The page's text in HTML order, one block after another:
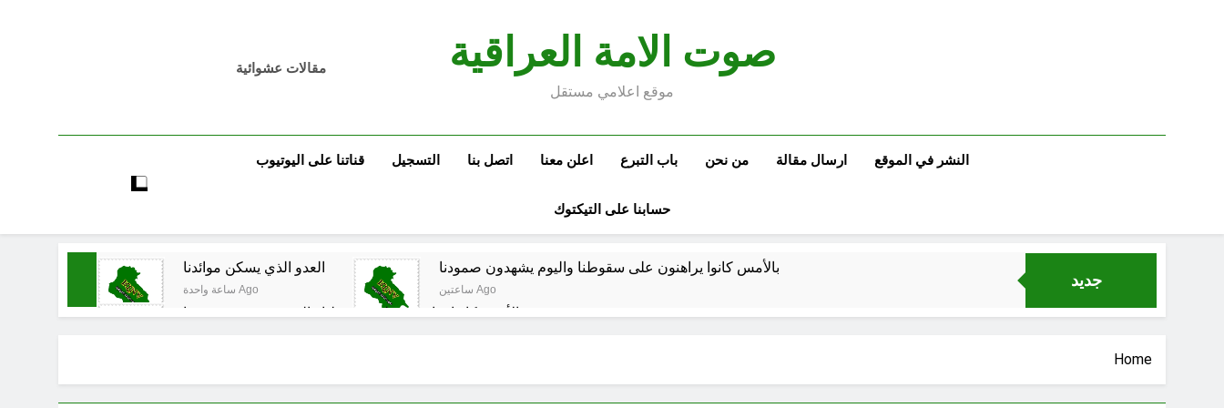
صوت الامة العراقية
موقع اعلامي مستقل
مقالات عشوائية
النشر في الموقع ارسال مقالة من نحن باب التبرع اعلن معنا اتصل بنا التسجيل قناتنا على اليوتيوب
حسابنا على التيكتوك
جديد
العدو الذي يسكن موائدنا
ساعة واحدة Ago
بالأمس كانوا يراهنون على سقوطنا واليوم يشهدون صمودنا
ساعتين Ago
بالأمس كانوا يراهنون على سقوطنا واليوم يشهدون صمودنا
مشاة الأربعين 1977 والبعث المجرم (ح 6) (وويل لهم مما يكسبون) خطب صلاة الجمعة (ح 25) (البصيرة: القرآن والعترة)
Home